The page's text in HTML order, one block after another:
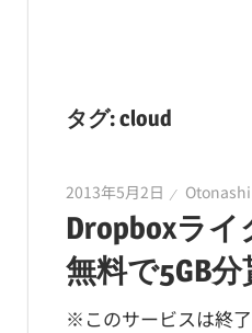
タグ:cloud
2013年5月2日 Otonashi
Dropboxラ
無料で5GB
※このサービスは終